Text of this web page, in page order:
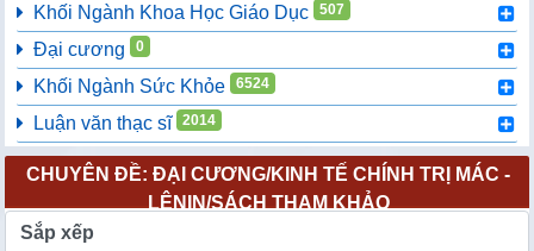
Khối Ngành Khoa Học Giáo Dục 507
Đại cương 0
Khối Ngành Sức Khỏe 6524
Luận văn thạc sĩ 2014
CHUYÊN ĐỀ: ĐẠI CƯƠNG/KINH TẾ CHÍNH TRỊ MÁC -
LÊNIN/SÁCH THAM KHẢO
Sắp xếp